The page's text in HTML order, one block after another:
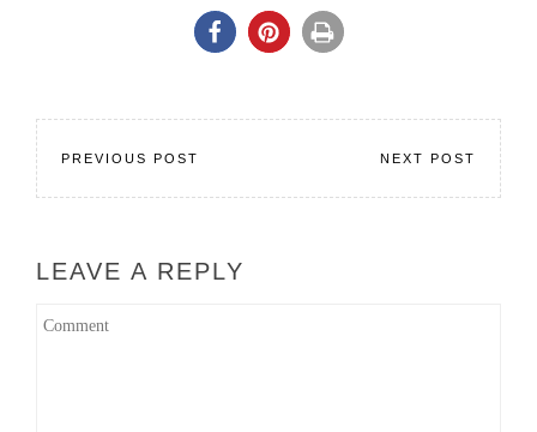
PREVIOUS POST NEXT POST
LEAVE A REPLY